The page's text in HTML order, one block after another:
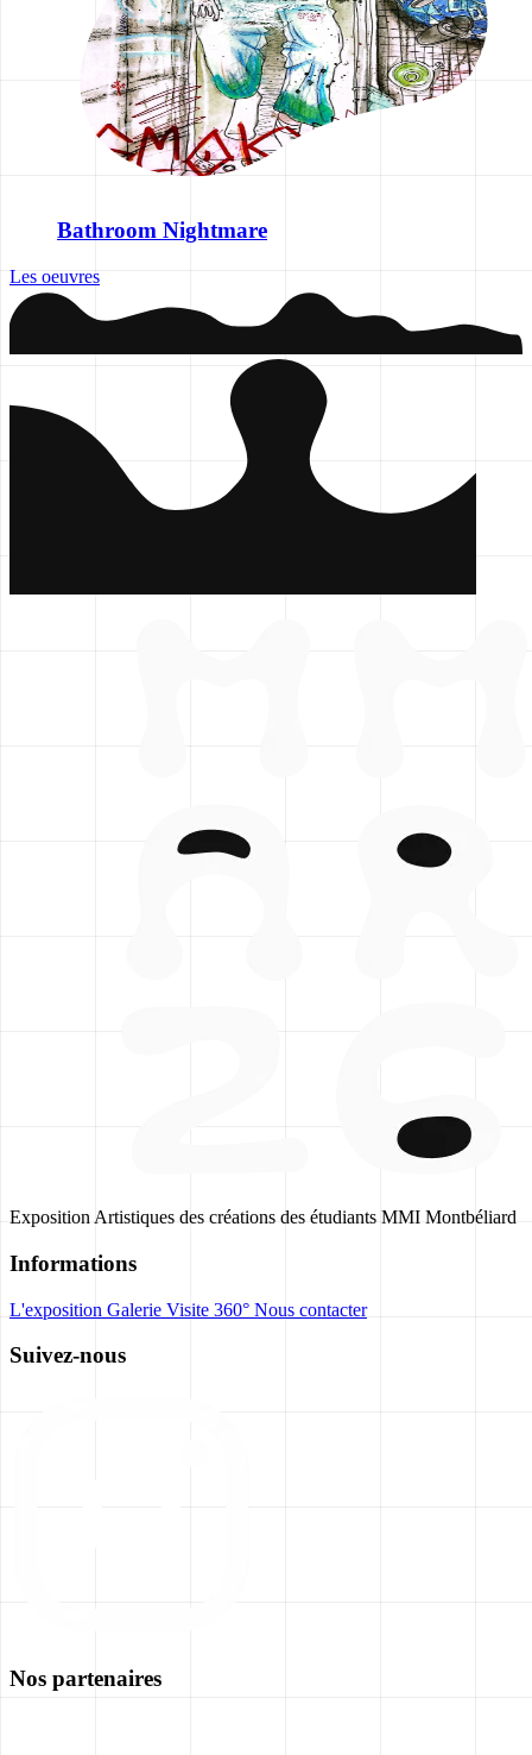
Bathroom Nightmare
Les oeuvres
Exposition Artistiques des créations des étudiants MMI Montbéliard
Informations
L'exposition Galerie Visite 360° Nous contacter
Suivez-nous
Nos partenaires